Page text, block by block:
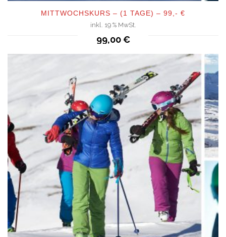
QUICKVIEW
MITTWOCHSKURS – (1 TAGE) – 99,- €
inkl. 19 % MwSt.
99,00€